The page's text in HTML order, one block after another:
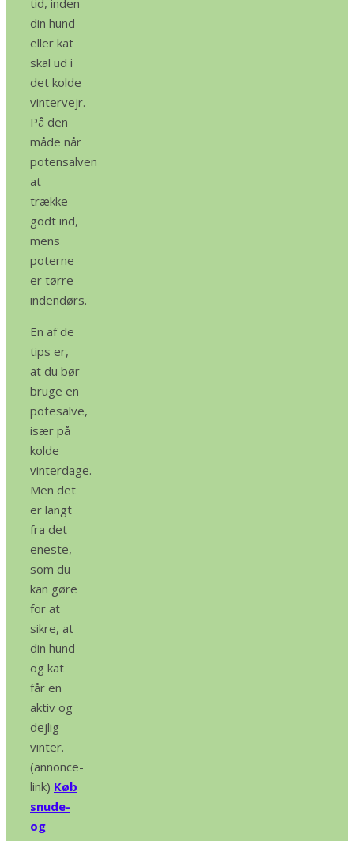
tid, inden
din hund
eller kat
skal ud i
det kolde
vintervejr.
På den
måde når
potensalven
at
trække
godt ind,
mens
poterne
er tørre
indendørs.
En af de
tips er,
at du bør
bruge en
potesalve,
især på
kolde
vinterdage.
Men det
er langt
fra det
eneste,
som du
kan gøre
for at
sikre, at
din hund
og kat
får en
aktiv og
dejlig
vinter.
(annonce-
link) Køb
snude-
og